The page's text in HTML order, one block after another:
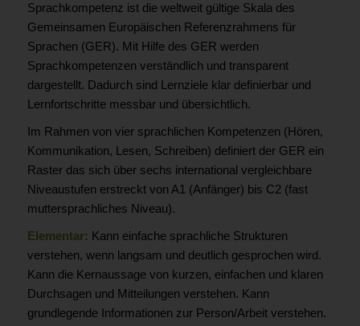
Sprachkompetenz ist die weltweit gültige Skala des
Gemeinsamen Europäischen Referenzrahmens für
Sprachen (GER). Mit Hilfe des GER werden
Sprachkompetenzen verständlich und transparent
dargestellt. Dadurch sind Lernziele klar definierbar und
Lernfortschritte messbar und übersichtlich.
Im Rahmen von vier sprachlichen Kompetenzen (Hören,
Kommunikation, Lesen, Schreiben) definiert der GER ein
Raster das sich über sechs international vergleichbare
Niveaustufen erstreckt von A1 (Anfänger) bis C2 (fast
muttersprachliches Niveau).
Elementar: Kann einfache sprachliche Strukturen
verstehen, wenn langsam und deutlich gesprochen wird.
Kann die Kernaussage von kurzen, einfachen und klaren
Durchsagen und Mitteilungen verstehen. Kann
grundlegende Informationen zur Person/Arbeit verstehen.